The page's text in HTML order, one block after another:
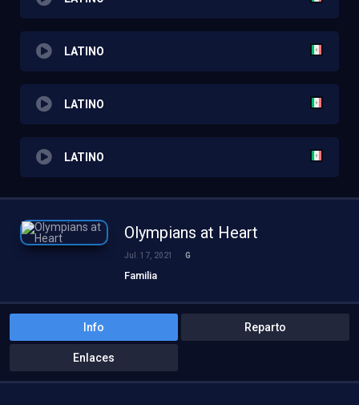
LATINO
LATINO
LATINO
Olympians at Heart
Jul. 17, 2021 G
Familia
Info Reparto
Enlaces